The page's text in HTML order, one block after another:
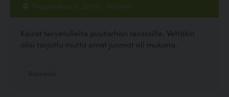
Pappilankatu 13, 32700 , Huittinen
Koirat tervetulleita puutarhan terassille. Vettäkin
olisi tarjottu mutta omat juomat oli mukana.